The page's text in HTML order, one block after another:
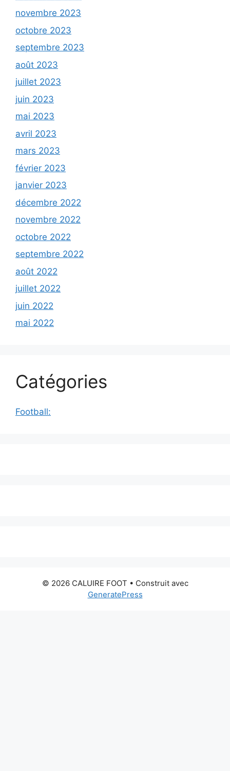
novembre 2023
octobre 2023
septembre 2023
août 2023
juillet 2023
juin 2023
mai 2023
avril 2023
mars 2023
février 2023
janvier 2023
décembre 2022
novembre 2022
octobre 2022
septembre 2022
août 2022
juillet 2022
juin 2022
mai 2022
Catégories
Football:
© 2026 CALUIRE FOOT • Construit avec
GeneratePress